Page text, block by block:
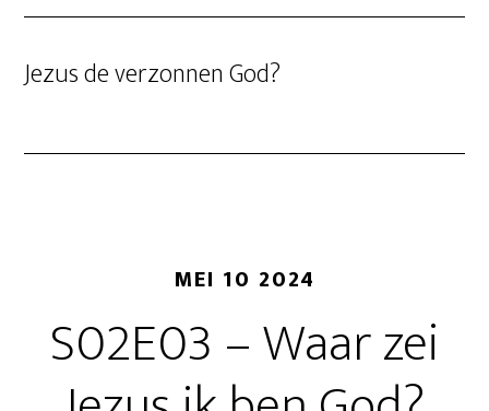
Jezus de verzonnen God?
MEI 10 2024
S02E03 – Waar zei